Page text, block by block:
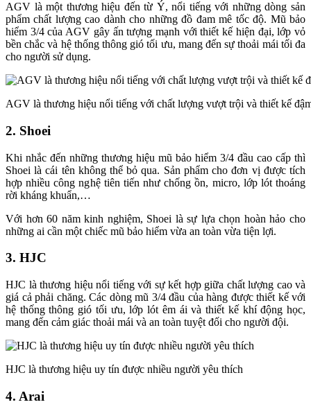
AGV là một thương hiệu đến từ Ý, nổi tiếng với những dòng sản
phẩm chất lượng cao dành cho những đồ đam mê tốc độ. Mũ bảo
hiểm 3/4 của AGV gây ấn tượng mạnh với thiết kế hiện đại, lớp vỏ
bền chắc và hệ thống thông gió tối ưu, mang đến sự thoải mái tối đa
cho người sử dụng.
AGV là thương hiệu nổi tiếng với chất lượng vượt trội và thiết kế
2. Shoei
Khi nhắc đến những thương hiệu mũ bảo hiểm 3/4 đầu cao cấp thì
Shoei là cái tên không thể bỏ qua. Sản phẩm cho đơn vị được tích
hợp nhiều công nghệ tiên tiến như chống ồn, micro, lớp lót thoáng
rời kháng khuẩn,…
Với hơn 60 năm kinh nghiệm, Shoei là sự lựa chọn hoàn hảo cho
những ai cần một chiếc mũ bảo hiểm vừa an toàn vừa tiện lợi.
3. HJC
HJC là thương hiệu nổi tiếng với sự kết hợp giữa chất lượng cao và
giá cả phải chăng. Các dòng mũ 3/4 đầu của hàng được thiết kế với
hệ thống thông gió tối ưu, lớp lót êm ái và thiết kế khí động học,
mang đến cảm giác thoải mái và an toàn tuyệt đối cho người đội.
HJC là thương hiệu uy tín được nhiều người yêu thích
4. Arai